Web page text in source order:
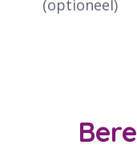
(optioneel)